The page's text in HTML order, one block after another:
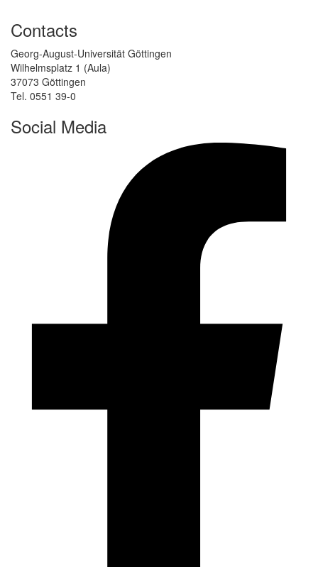
Contacts
Georg-August-Universität Göttingen
Wilhelmsplatz 1 (Aula)
37073 Göttingen
Tel. 0551 39-0
Social Media